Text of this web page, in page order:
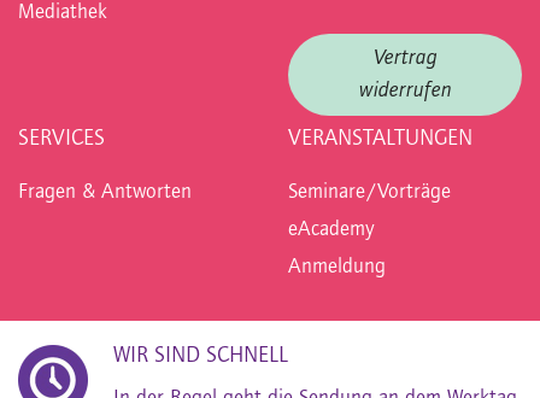
Mediathek
Vertrag
widerrufen
SERVICES
Fragen & Antworten
VERANSTALTUNGEN
Seminare/Vorträge
eAcademy
Anmeldung
WIR SIND SCHNELL